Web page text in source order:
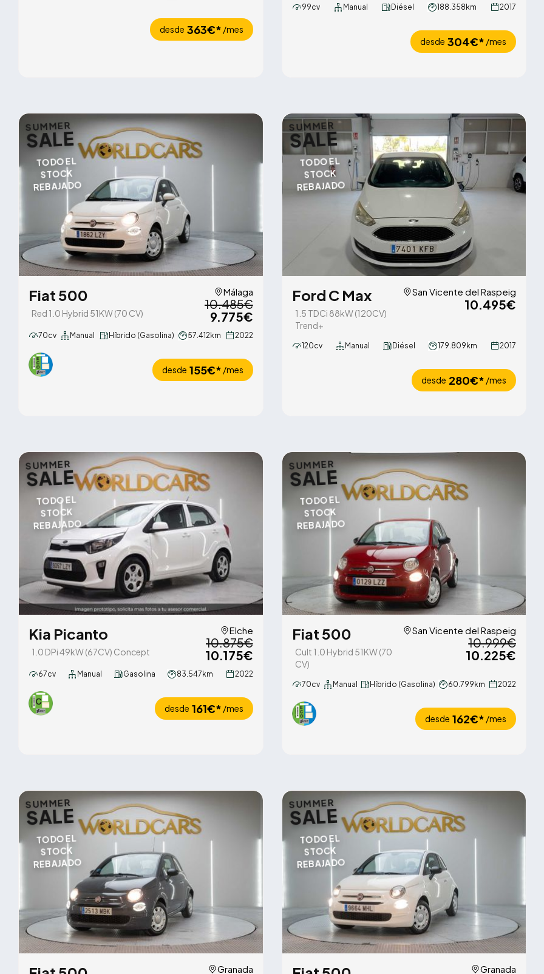
desde 363€* /mes
99cv Manual Diésel 188.358km 2017
desde 304€* /mes
SUMMER
SALE
TODO EL
STOCK
REBAJADO
Fiat 500
Red 1.0 Hybrid 51KW (70 CV)
Málaga
10.485€
9.775€
70cv Manual Híbrido (Gasolina) 57.412km 2022
desde 155€* /mes
SUMMER
SALE
TODO EL
STOCK
REBAJADO
Ford C Max
1.5 TDCi 88kW (120CV)
Trend+
San Vicente del Raspeig
10.495€
120cv Manual Diésel 179.809km 2017
desde 280€* /mes
SUMMER
SALE
TODO EL
STOCK
REBAJADO
Kia Picanto
1.0 DPi 49kW (67CV) Concept
Elche
10.875€
10.175€
67cv Manual Gasolina 83.547km 2022
desde 161€* /mes
SUMMER
SALE
TODO EL
STOCK
REBAJADO
Fiat 500
Cult 1.0 Hybrid 51KW (70
CV)
San Vicente del Raspeig
10.999€
10.225€
70cv Manual Híbrido (Gasolina) 60.799km 2022
desde 162€* /mes
SUMMER
SALE
TODO EL
STOCK
REBAJADO
Granada
SUMMER
SALE
TODO EL
STOCK
REBAJADO
Granada